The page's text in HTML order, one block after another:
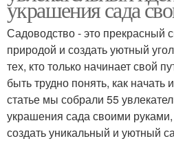
украшения сада
Садоводство - это прекрасный
природой и создать уютный
тех, кто только начинает свой
быть трудно понять, как начать
статье мы собрали 55
украшения сада своими
создать уникальный и уютный